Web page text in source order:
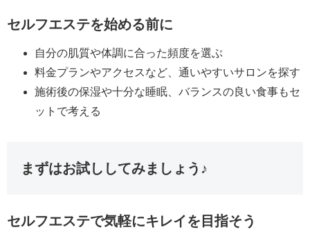
セルフエステを始める前に
自分の肌質や体調に合った頻度を選ぶ
料金プランやアクセスなど、通いやすいサロンを探す
施術後の保湿や十分な睡眠、バランスの良い食事もセ
ットで考える
まずはお試ししてみましょう♪
セルフエステで気軽にキレイを目指そう